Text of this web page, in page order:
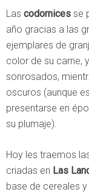
Las codornices se
año gracias a las
ejemplares de
color de su carne,
sonrosados,
oscuros (aunque
presentarse en
su plumaje).
Hoy les traemos
criadas en Las
base de cereales